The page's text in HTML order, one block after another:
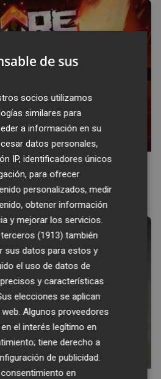
de la vieja escuela ¡Cómo los de
de sus
socios utilizamos
similares para
a información en su
datos personales,
IP, identificadores únicos
para ofrecer
personalizados, medir
obtener información
y mejorar los servicios.
(1913) también
sus datos para estos y
el uso de datos de
y características
elecciones se aplican
Algunos proveedores
el interés legítimo en
tiene derecho a
de publicidad
en